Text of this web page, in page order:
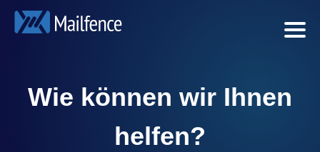
Wie können wir Ihnen
helfen?